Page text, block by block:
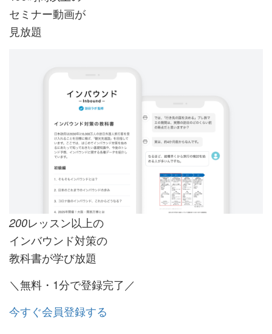
セミナー動画が
見放題
200レッスン以上の
インバウンド対策の
教科書が学び放題
＼無料・1分で登録完了／
今すぐ会員登録する